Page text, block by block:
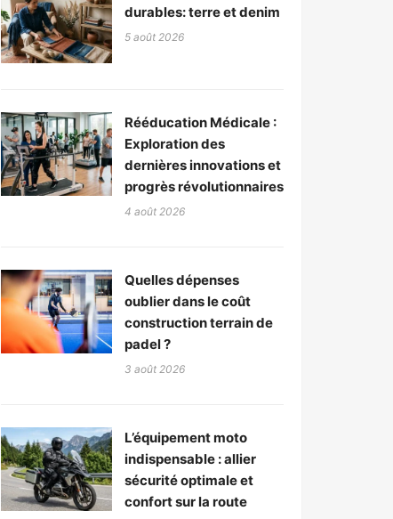
durables: terre et denim
5 août 2026
Rééducation Médicale :
Exploration des
dernières innovations et
progrès révolutionnaires
4 août 2026
Quelles dépenses
oublier dans le coût
construction terrain de
padel ?
3 août 2026
L’équipement moto
indispensable : allier
sécurité optimale et
confort sur la route